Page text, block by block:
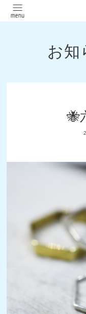
お知
🐝